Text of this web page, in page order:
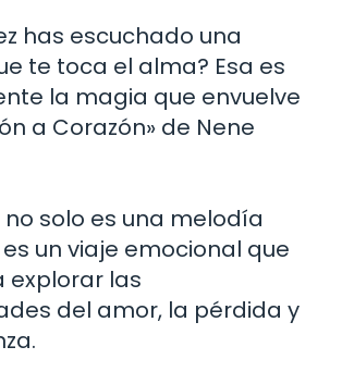
has escuchado una
te toca el alma? Esa es
la magia que envuelve
a Corazón» de Nene
solo es una melodía
un viaje emocional que
explorar las
del amor, la pérdida y